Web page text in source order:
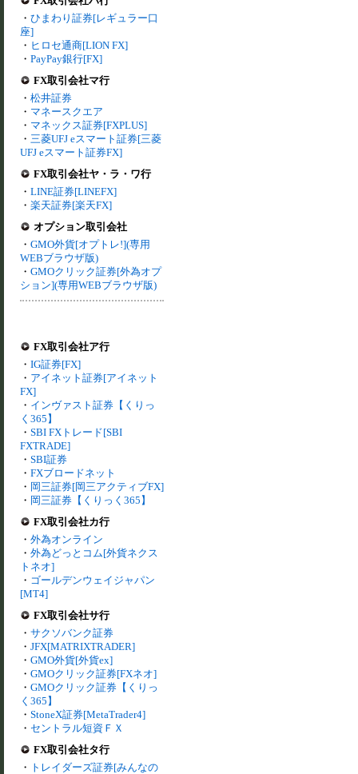
・ ひまわり証券[レギュラー口
座]
・ ヒロセ通商[LION FX]
・ PayPay銀行[FX]
FX取引会社マ行
・ 松井証券
・ マネースクエア
・ マネックス証券[FXPLUS]
・ 三菱UFJ eスマート証券[三菱
UFJ eスマート証券FX]
FX取引会社ヤ・ラ・ワ行
・ LINE証券[LINEFX]
・ 楽天証券[楽天FX]
オプション取引会社
・ GMO外貨[オプトレ!](専用
WEBブラウザ版)
・ GMOクリック証券[外為オプ
ション](専用WEBブラウザ版)
FX取引会社ア行
・ IG証券[FX]
・ アイネット証券[アイネット
FX]
・ インヴァスト証券【くりっ
く365】
・ SBI FXトレード[SBI
FXTRADE]
・ SBI証券
・ FXブロードネット
・ 岡三証券[岡三アクティブFX]
・ 岡三証券【くりっく365】
FX取引会社カ行
・ 外為オンライン
・ 外為どっとコム[外貨ネクス
トネオ]
・ ゴールデンウェイジャパン
[MT4]
FX取引会社サ行
・ サクソバンク証券
・ JFX[MATRIXTRADER]
・ GMO外貨[外貨ex]
・ GMOクリック証券[FXネオ]
・ GMOクリック証券【くりっ
く365】
・ StoneX証券[MetaTrader4]
・ セントラル短資ＦＸ
FX取引会社タ行
・ トレイダーズ証券[みんなの